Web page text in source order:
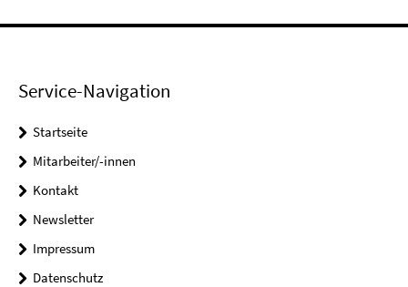
Service-Navigation
Startseite
Mitarbeiter/-innen
Kontakt
Newsletter
Impressum
Datenschutz